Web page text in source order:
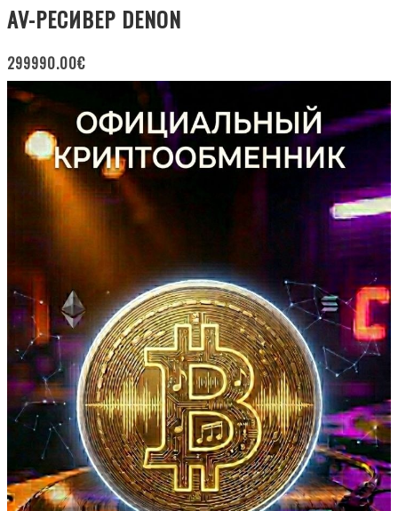
AV-РЕСИВЕР DENON
299990.00€